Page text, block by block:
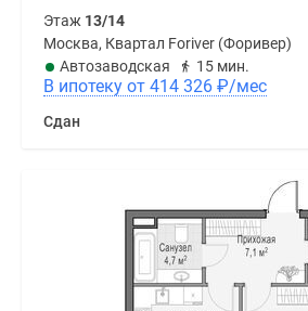
Этаж 13/14
Москва, Квартал Foriver (Форивер)
Автозаводская
15 мин.
В ипотеку от 414 326 ₽/мес
Сдан